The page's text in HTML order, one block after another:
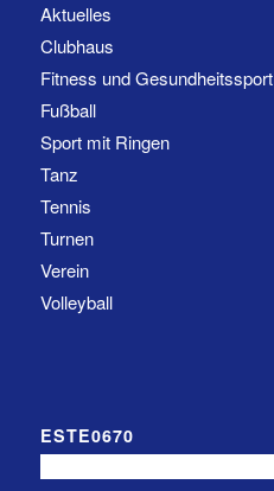
Aktuelles
Clubhaus
Fitness und Gesundheitssport
Fußball
Sport mit Ringen
Tanz
Tennis
Turnen
Verein
Volleyball
ESTE0670